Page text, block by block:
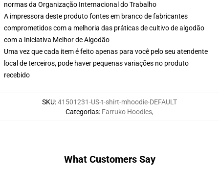
normas da Organização Internacional do Trabalho
A impressora deste produto fontes em branco de fabricantes
comprometidos com a melhoria das práticas de cultivo de algodão
com a Iniciativa Melhor de Algodão
Uma vez que cada item é feito apenas para você pelo seu atendente
local de terceiros, pode haver pequenas variações no produto
recebido
SKU:41501231-US-t-shirt-mhoodie-DEFAULT
Categorias: Farruko Hoodies,
What Customers Say